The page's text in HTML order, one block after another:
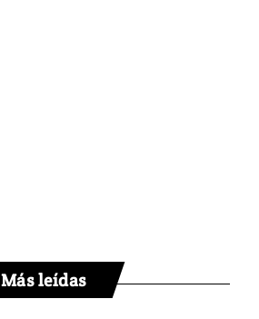
Más leídas